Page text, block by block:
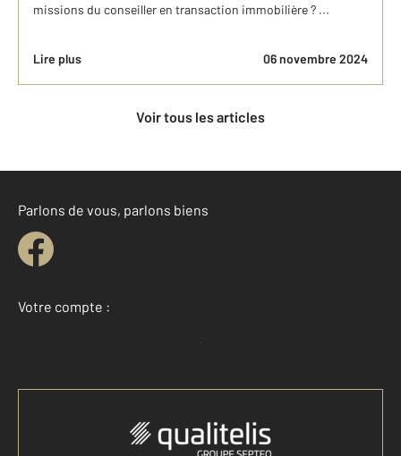
missions du conseiller en transaction immobilière ? ...
Lire plus 06 novembre 2024
Voir tous les articles
Parlons de vous, parlons biens
Votre compte :
Accéder à mon compte